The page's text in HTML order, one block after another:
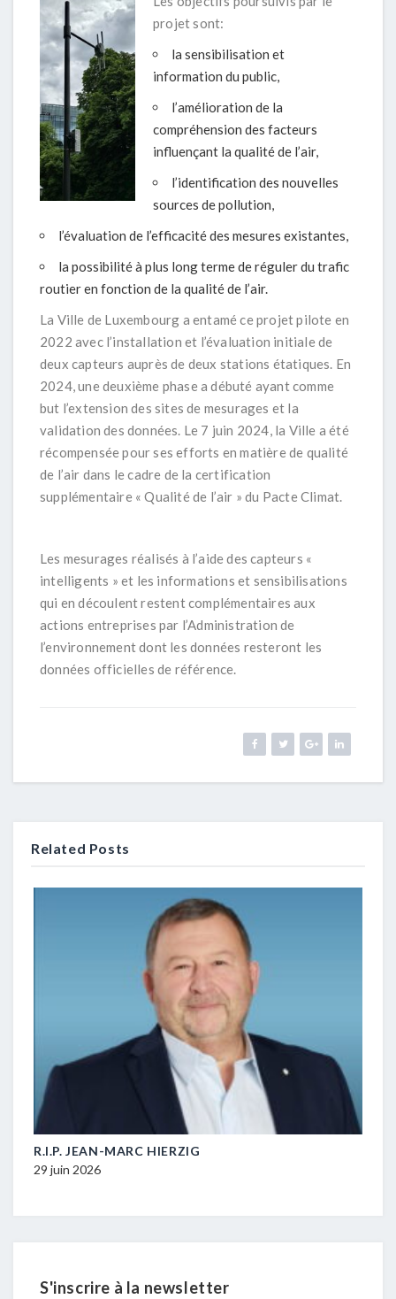
projet sont:
la sensibilisation et
information du public,
l’amélioration de la
compréhension des facteurs
influençant la qualité de l’air,
l’identification des nouvelles
sources de pollution,
l’évaluation de l’efficacité des mesures existantes,
la possibilité à plus long terme de réguler du trafic
routier en fonction de la qualité de l’air.
La Ville de Luxembourg a entamé ce projet pilote en
2022 avec l’installation et l’évaluation initiale de
deux capteurs auprès de deux stations étatiques. En
2024, une deuxième phase a débuté ayant comme
but l’extension des sites de mesurages et la
validation des données. Le 7 juin 2024, la Ville a été
récompensée pour ses efforts en matière de qualité
de l’air dans le cadre de la certification
supplémentaire « Qualité de l’air » du Pacte Climat.
Les mesurages réalisés à l’aide des capteurs «
intelligents » et les informations et sensibilisations
qui en découlent restent complémentaires aux
actions entreprises par l’Administration de
l’environnement dont les données resteront les
données officielles de référence.
Related Posts
R.I.P. JEAN-MARC HIERZIG
29 juin 2026
S'inscrire à la newsletter